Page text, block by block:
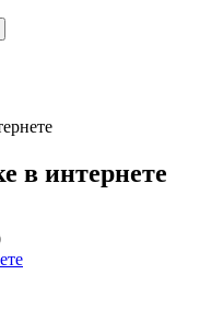
в интернете